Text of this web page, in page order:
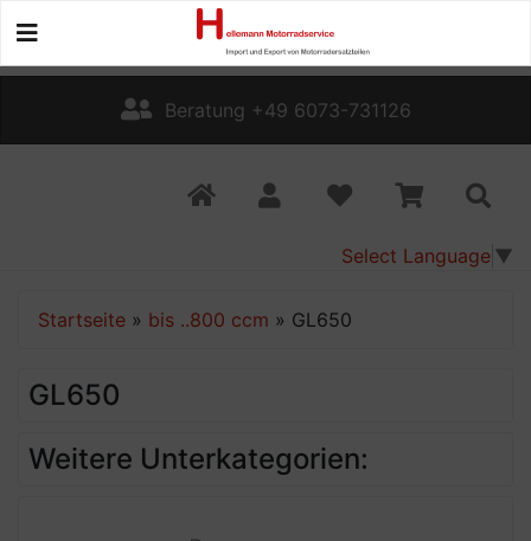
Beratung +49 6073-731126
Select Language ▼
Startseite » bis ..800 ccm » GL650
GL650
Weitere Unterkategorien: